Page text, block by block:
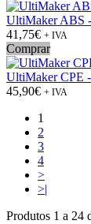
UltiMaker ABS
41,75€ + IVA
Comprar
UltiMaker CPE
45,90€ + IVA
1
2
3
4
>
>|
Produtos 1 a 24